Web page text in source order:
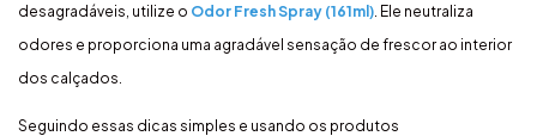
desagradáveis, utilize o Odor Fresh Spray (161ml) . Ele neutraliza
odores e proporciona uma agradável sensação de frescor ao interior
dos calçados.
Seguindo essas dicas simples e usando os produtos